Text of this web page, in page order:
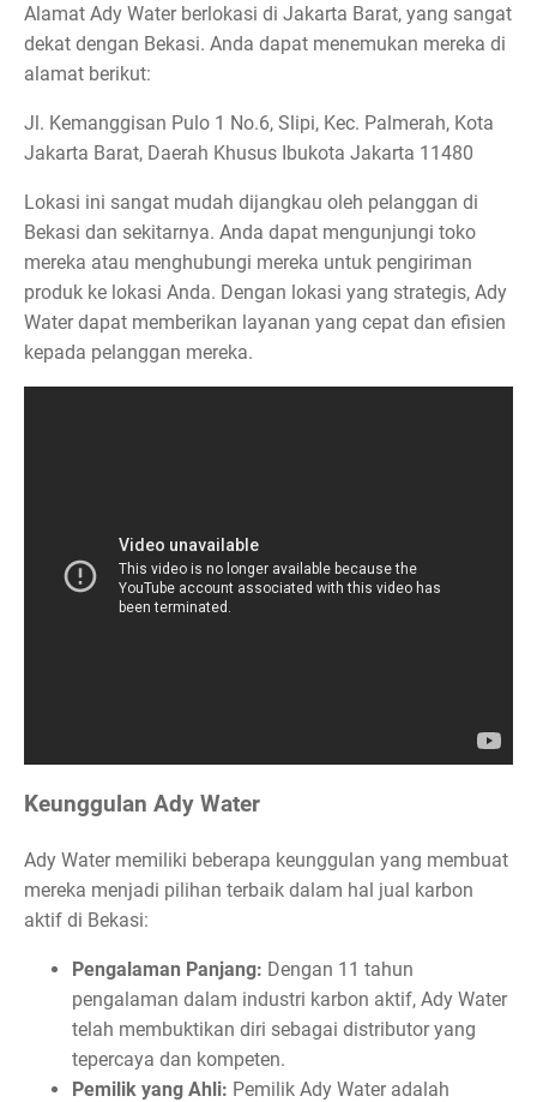
Alamat Ady Water berlokasi di Jakarta Barat, yang sangat
dekat dengan Bekasi. Anda dapat menemukan mereka di
alamat berikut:
Jl. Kemanggisan Pulo 1 No.6, Slipi, Kec. Palmerah, Kota
Jakarta Barat, Daerah Khusus Ibukota Jakarta 11480
Lokasi ini sangat mudah dijangkau oleh pelanggan di
Bekasi dan sekitarnya. Anda dapat mengunjungi toko
mereka atau menghubungi mereka untuk pengiriman
produk ke lokasi Anda. Dengan lokasi yang strategis, Ady
Water dapat memberikan layanan yang cepat dan efisien
kepada pelanggan mereka.
Keunggulan Ady Water
Ady Water memiliki beberapa keunggulan yang membuat
mereka menjadi pilihan terbaik dalam hal jual karbon
aktif di Bekasi:
Pengalaman Panjang: Dengan 11 tahun
pengalaman dalam industri karbon aktif, Ady Water
telah membuktikan diri sebagai distributor yang
tepercaya dan kompeten.
Pemilik yang Ahli: Pemilik Ady Water adalah